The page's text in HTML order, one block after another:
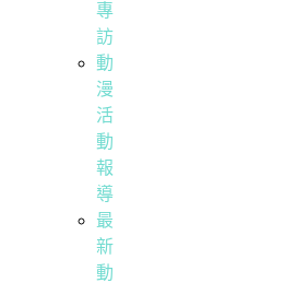
專
訪
動
漫
活
動
報
導
最
新
動